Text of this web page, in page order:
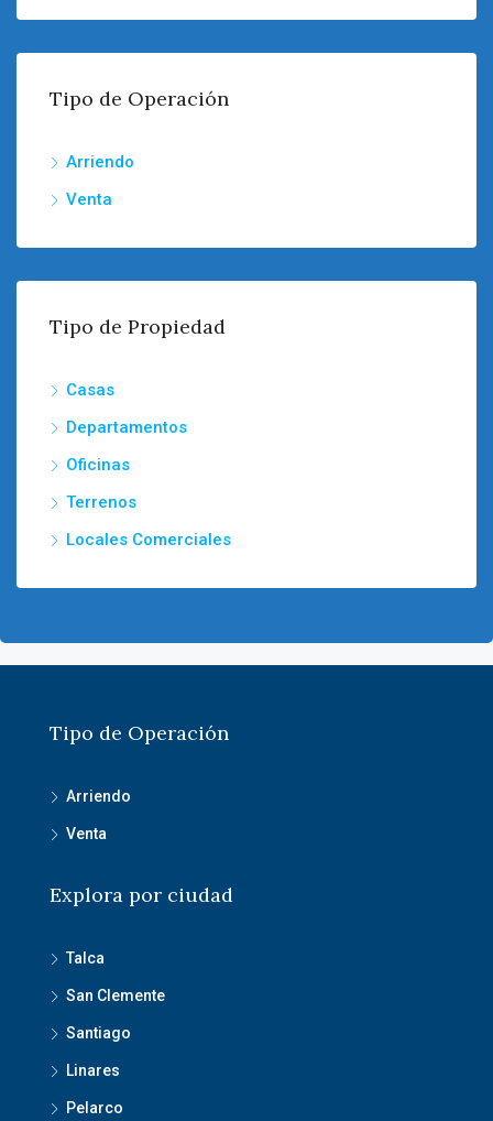
Tipo de Operación
Arriendo
Venta
Tipo de Propiedad
Casas
Departamentos
Oficinas
Terrenos
Locales Comerciales
Tipo de Operación
Arriendo
Venta
Explora por ciudad
Talca
San Clemente
Santiago
Linares
Pelarco